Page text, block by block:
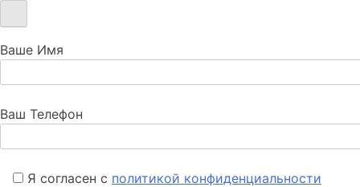
Ваше Имя
Ваш Телефон
Я согласен с политикой конфиденциальности